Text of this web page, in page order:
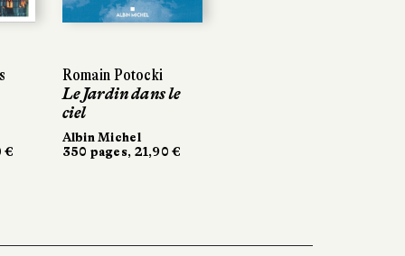
€
Romain Potocki
Le Jardin dans le
ciel
Albin Michel
350 pages, 21,90 €
€
Romain Potocki
Le Jardin dans le
ciel
Albin Michel
350 pages, 21,90 €